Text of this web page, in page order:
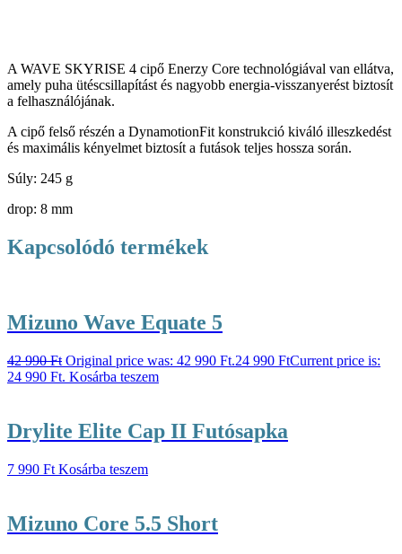
A WAVE SKYRISE 4 cipő Enerzy Core technológiával van ellátva,
amely puha ütéscsillapítást és nagyobb energia-visszanyerést biztosít
a felhasználójának.
A cipő felső részén a DynamotionFit konstrukció kiváló illeszkedést
és maximális kényelmet biztosít a futások teljes hossza során.
Súly: 245 g
drop: 8 mm
Kapcsolódó termékek
Mizuno Wave Equate 5
42 990Ft Original price was: 42 990 Ft.24 990 FtCurrent price is:
24 990 Ft. Kosárba teszem
Drylite Elite Cap II Futósapka
7 990 Ft Kosárba teszem
Mizuno Core 5.5 Short